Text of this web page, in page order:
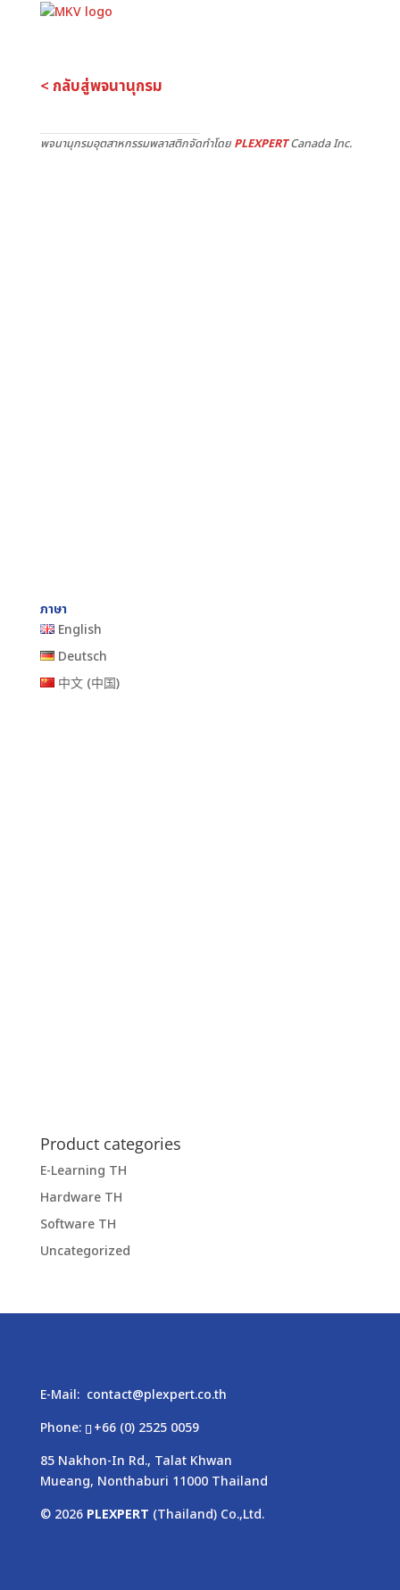
< กลับสู่พจนานุกรม
พจนานุกรมอุตสาหกรรมพลาสติกจัดทำโดยPLEXPERTCanada Inc.
ภาษา
English
Deutsch
中文 (中国)
Product categories
E-Learning TH
Hardware TH
Software TH
Uncategorized
E-Mail: contact@plexpert.co.th
Phone:
+66 (0) 2525 0059
85 Nakhon-In Rd., Talat Khwan
Mueang, Nonthaburi 11000 Thailand
© 2026 PLEXPERT (Thailand) Co.,Ltd.